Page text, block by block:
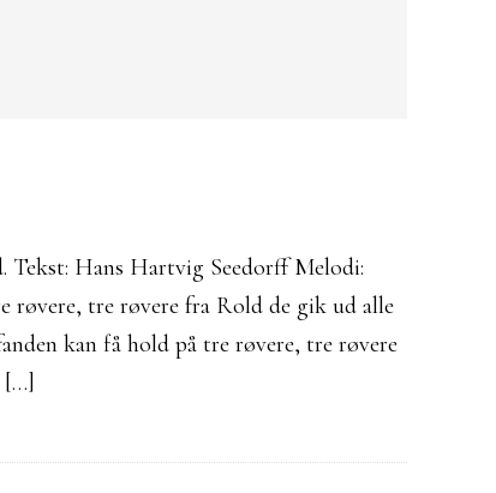
Tekst: Hans Hartvig Seedorff Melodi:
røvere, tre røvere fra Rold de gik ud alle
kan få hold på tre røvere, tre røvere
[…]